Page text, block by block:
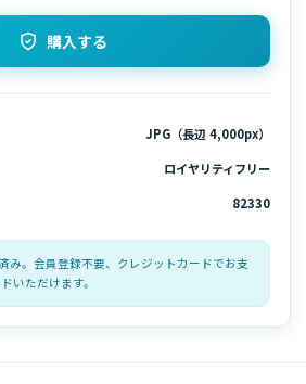
購入する
JPG（長辺 4,000px）
ロイヤリティフリー
82330
み。会員登録不要、クレジットカードでお支
いただけます。